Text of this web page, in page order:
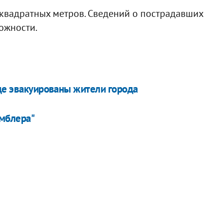
метров. Сведений о пострадавших
эвакуированы жители города